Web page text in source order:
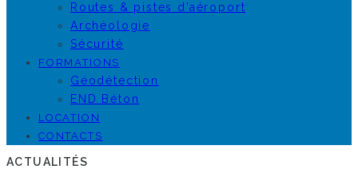
Routes & pistes d’aéroport
Archéologie
Sécurité
FORMATIONS
Géodétection
END Béton
LOCATION
CONTACTS
ACTUALITÉS